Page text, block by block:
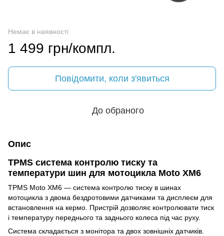
Немає в наявності
1 499 грн/компл.
Повідомити, коли з'явиться
До обраного
Опис
TPMS система контролю тиску та
температури шин для мотоцикла Moto XM6
TPMS Moto XM6 — система контролю тиску в шинах
мотоцикла з двома бездротовими датчиками та дисплеєм для
встановлення на кермо. Пристрій дозволяє контролювати тиск
і температуру переднього та заднього колеса під час руху.
Система складається з монітора та двох зовнішніх датчиків.